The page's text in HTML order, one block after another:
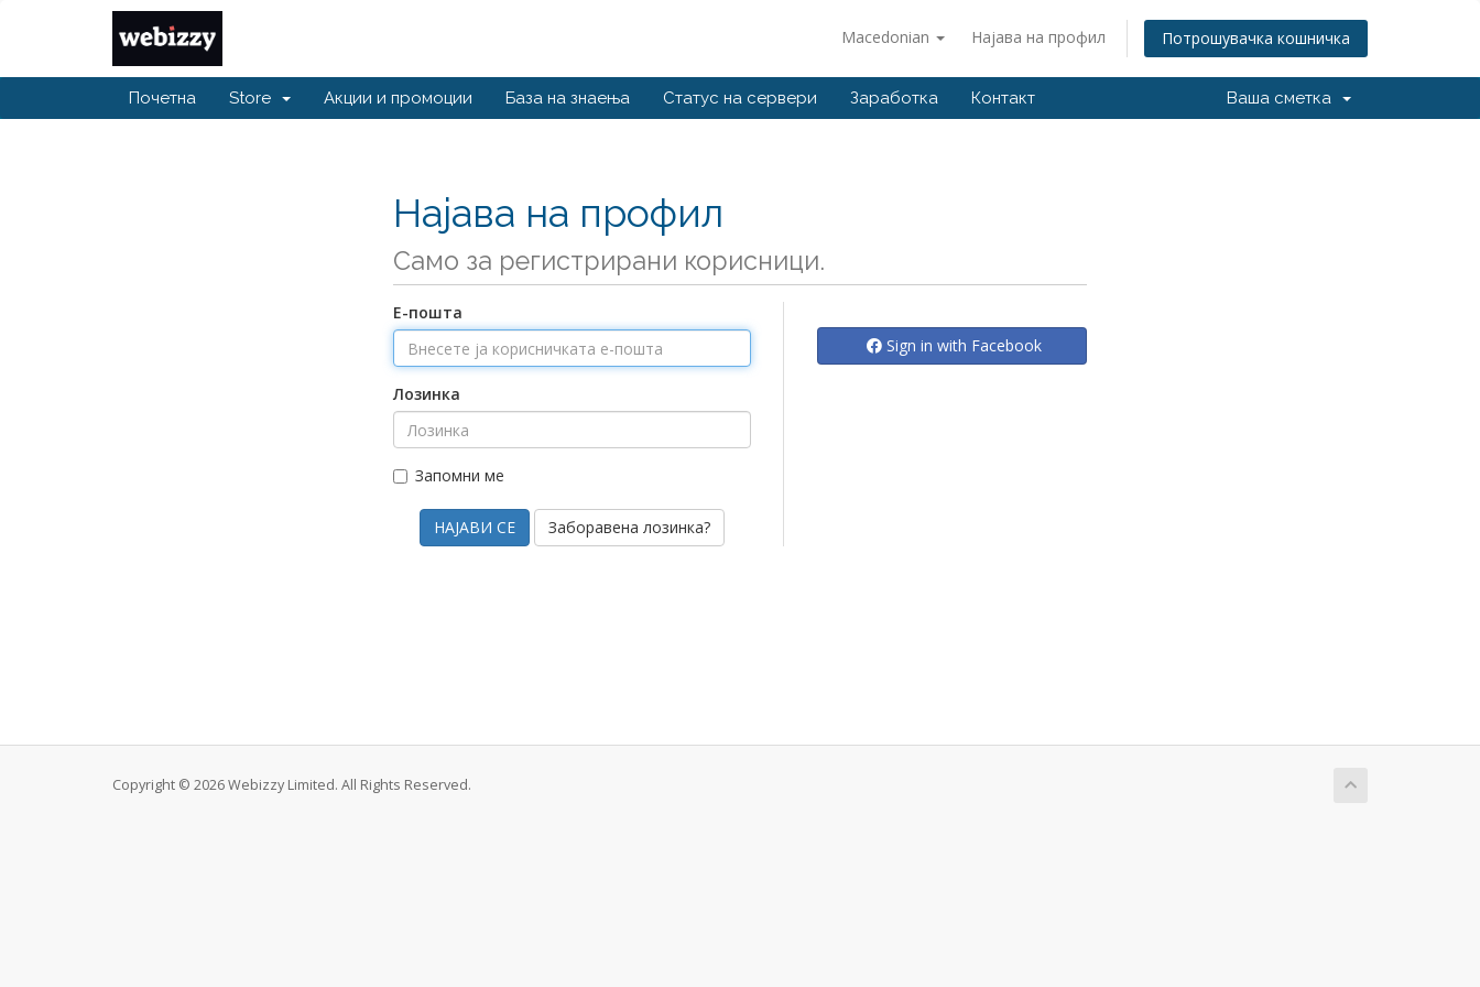
Macedonian Најава на профил Потрошувачка кошничка
Почетна Store Акции и промоции База на знаења Статус на сервери Заработка Контакт Ваша сметка
Најава на профил
Само за регистрирани корисници.
Е-пошта
Лозинка
Запомни ме
Заборавена лозинка?
Sign in with Facebook
Copyright © 2026 Webizzy Limited. All Rights Reserved.